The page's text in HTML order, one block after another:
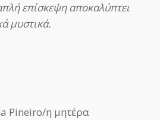
επίσκεψη αποκαλύπτει
μυστικά.
Pineiro/η μητέρα